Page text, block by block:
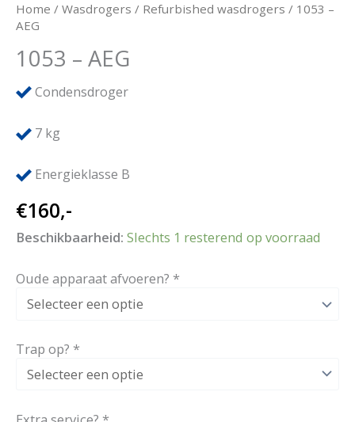
Home / Wasdrogers / Refurbished wasdrogers / 1053 –
AEG
1053 – AEG
Condensdroger
7 kg
Energieklasse B
€160,-
Beschikbaarheid: Slechts 1 resterend op voorraad
Oude apparaat afvoeren? *
Trap op? *